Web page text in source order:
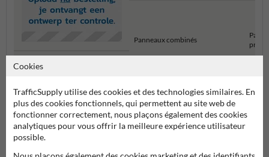
d'entreprise
Panneaux combinés
Panneaux d'information pour propriétés privées
Cookies
TrafficSupply utilise des cookies et des technologies similaires. En
plus des cookies fonctionnels, qui permettent au site web de
fonctionner correctement, nous plaçons également des cookies
analytiques pour vous offrir la meilleure expérience utilisateur
possible.